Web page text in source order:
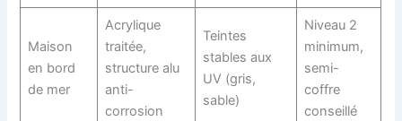
Maison
en bord
de mer
Acrylique
traitée,
structure alu
anti-
corrosion
Teintes
stables aux
UV (gris,
sable)
Niveau 2
minimum,
semi-
coffre
conseillé